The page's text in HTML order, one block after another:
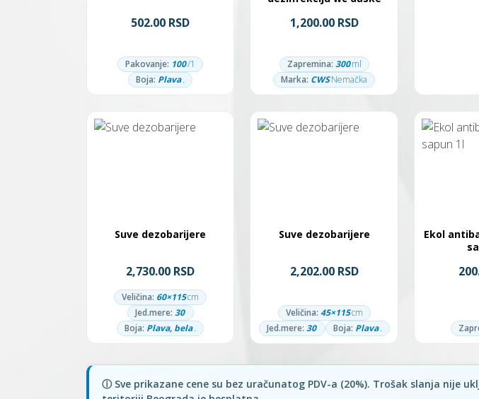
502.00 RSD
Pakovanje: 100/1
Boja: Plava.
1,200.00 RSD
Zapremina: 300ml
Marka: CWSNemačka
Suve dezobarijere
2,730.00 RSD
Veličina: 60×115cm
Jed.mere: 30
Boja: Plava, bela.
Suve dezobarijere
2,202.00 RSD
Veličina: 45×115cm
Jed.mere: 30 Boja: Plava.
Ekol